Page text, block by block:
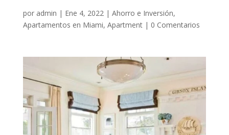
por admin | Ene 4, 2022| Ahorro e Inversión,
Apartamentos en Miami, Apartment| 0 Comentarios